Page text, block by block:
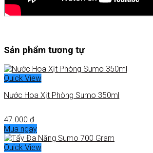
Sản phẩm tương tự
Quick View
Nước Hoa Xịt Phòng Sumo 350ml
47.000 ₫
Mua ngay
Quick View